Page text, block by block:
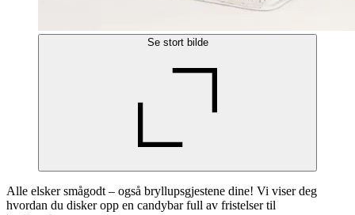
Se stort bilde
Alle elsker smågodt – også bryllupsgjestene dine! Vi viser deg
hvordan du disker opp en candybar full av fristelser til